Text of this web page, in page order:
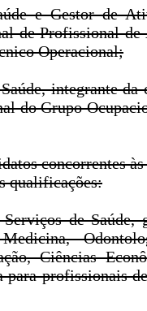
e Gestor de
de Profissional
Operacional;
integrante da
do Grupo
concorrentes
qualificações:
de Saúde,
Ciências
para profissionais